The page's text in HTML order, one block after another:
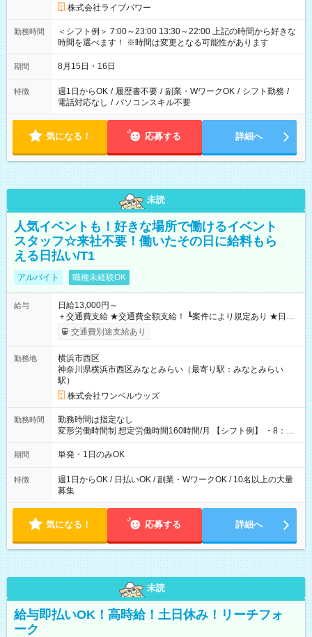
株式会社ライブパワー
勤務時間
＜シフト例＞ 7:00～23:00 13:30～22:00 上記の時間から好きな
時間を選べます！ ※時間は変更となる可能性があります
期間 8月15日・16日
特徴 週1日からOK / 履歴書不要 / 副業・WワークOK / シフト勤務 /
電話対応なし / パソコンスキル不要
気になる！ 応募する 詳細へ
未読
人気イベントも！好きな場所で働けるイベント
スタッフ☆来社不要！働いたその日に給料もら
える日払い/T1
アルバイト 職種未経験OK
給与
日給13,000円～
＋交通費支給 ★交通費全額支給！ ┗案件により規定あり ★日払
いOK！（規定あり） ┗働いたその日に現金GET♪ お仕事後はコ
ンビニATMから 日払い分を引き落とせます！ 【試用期間】試
交通費別途支給あり
勤務地
横浜市西区
神奈川県横浜市西区みなとみらい（最寄り駅：みなとみらい
駅）
株式会社ワンベルウッズ
勤務時間
勤務時間は指定なし
変形労働時間制 想定労働時間160時間/月 【シフト例】 ・8：00
～21：00
期間 単発・1日のみOK
特徴
週1日からOK / 日払いOK / 副業・WワークOK / 10名以上の大量
募集
気になる！ 応募する 詳細へ
未読
給与即払いOK！高時給！土日休み！リーチフォ
ーク